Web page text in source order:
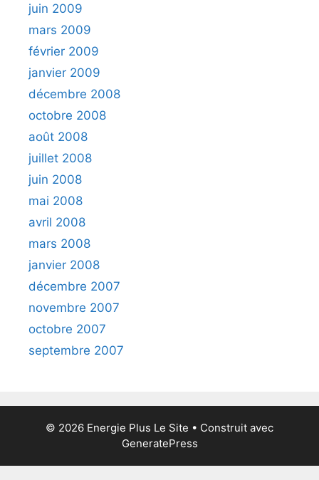
juin 2009
mars 2009
février 2009
janvier 2009
décembre 2008
octobre 2008
août 2008
juillet 2008
juin 2008
mai 2008
avril 2008
mars 2008
janvier 2008
décembre 2007
novembre 2007
octobre 2007
septembre 2007
© 2026 Energie Plus Le Site • Construit avec
GeneratePress